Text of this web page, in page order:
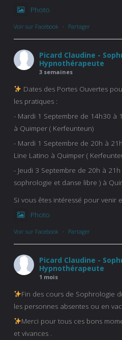
Photo
Voir sur Facebook · Partager
Picard Claudine -
Hypnothérapeute
3 semaines
Dates des Portes Ouvertes
les pratiques :
- Mardi 1 Septembre de 14h30 à
à Quimper ( Kerfeunteun)
- Mardi 1 Septembre de 20h à
Line Latino à Quimper (
- Jeudi 3 Septembre de 20h à
sophrologie et danse libre ) à
Si vous êtes intéressé pour venir
Photo
Voir sur Facebook · Partager
Picard Claudine -
Hypnothérapeute
1 mois
Fin des cours de Sophrologie
les personnes absentes ou en
Merci pour tous ces bons
et vivances .